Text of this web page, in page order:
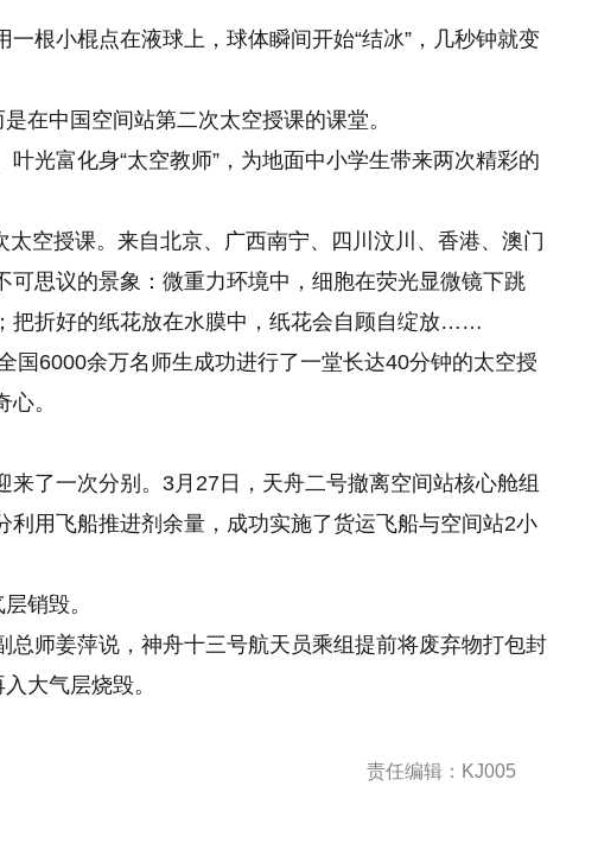
根小棍点在液球上，球体瞬间开始“结冰”，几秒钟就变
在中国空间站第二次太空授课的课堂。
光富化身“太空教师”，为地面中小学生带来两次精彩的
空授课。来自北京、广西南宁、四川汶川、香港、澳门
可思议的景象：微重力环境中，细胞在荧光显微镜下跳
把折好的纸花放在水膜中，纸花会自顾自绽放……
国6000余万名师生成功进行了一堂长达40分钟的太空授
。
来了一次分别。3月27日，天舟二号撤离空间站核心舱组
利用飞船推进剂余量，成功实施了货运飞船与空间站2小
销毁。
总师姜萍说，神舟十三号航天员乘组提前将废弃物打包封
大气层烧毁。
责任编辑：KJ005